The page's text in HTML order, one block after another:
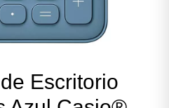
Escritorio